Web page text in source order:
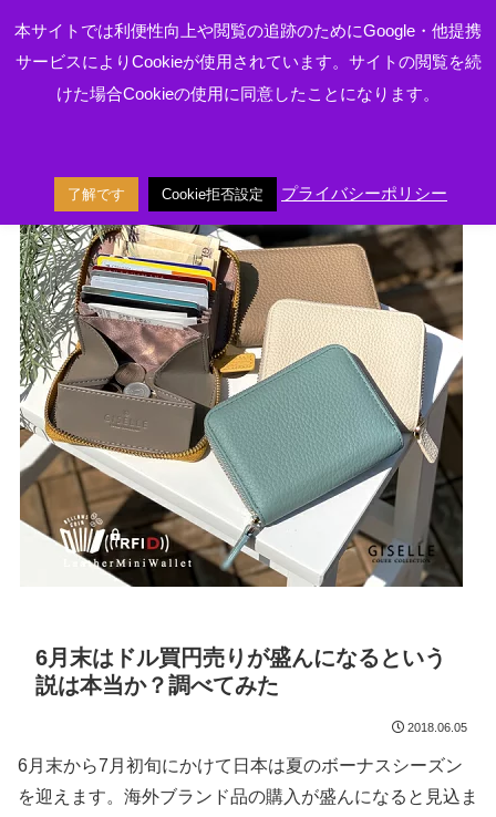
本サイトはアフィリエイトプログラムによる収益を得ています
6月末はドル買円売りが盛んになるという
説は本当か？調べてみた
2018.06.05
6月末から7月初旬にかけて日本は夏のボーナスシーズン
を迎えます。海外ブランド品の購入が盛んになると見込ま
本サイトでは利便性向上や閲覧の追跡のためにGoogle・他提携
サービスによりCookieが使用されています。サイトの閲覧を続
けた場合Cookieの使用に同意したことになります。
了解です Cookie拒否設定 プライバシーポリシー